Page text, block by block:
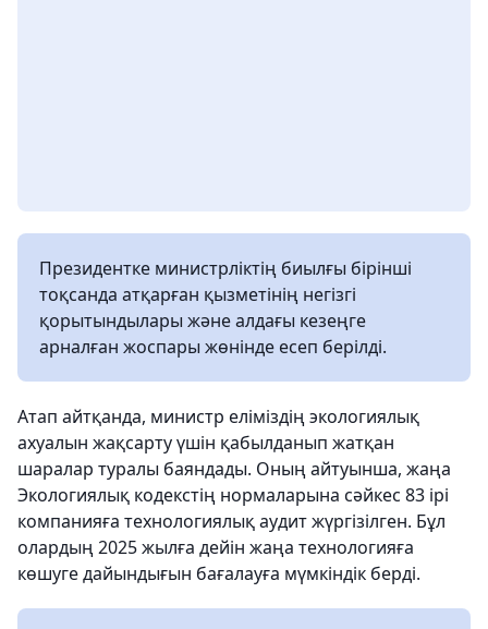
Президентке министрліктің биылғы бірінші
тоқсанда атқарған қызметінің негізгі
қорытындылары және алдағы кезеңге
арналған жоспары жөнінде есеп берілді.
Атап айтқанда, министр еліміздің экологиялық
ахуалын жақсарту үшін қабылданып жатқан
шаралар туралы баяндады. Оның айтуынша, жаңа
Экологиялық кодекстің нормаларына сәйкес 83 ірі
компанияға технологиялық аудит жүргізілген. Бұл
олардың 2025 жылға дейін жаңа технологияға
көшуге дайындығын бағалауға мүмкіндік берді.